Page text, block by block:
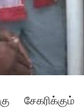
சேகரிக்கும்